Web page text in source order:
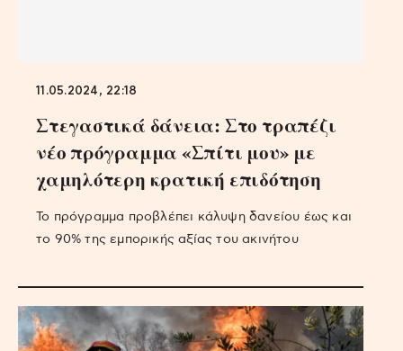
11.05.2024, 22:18
Στεγαστικά δάνεια: Στο τραπέζι
νέο πρόγραμμα «Σπίτι μου» με
χαμηλότερη κρατική επιδότηση
Το πρόγραμμα προβλέπει κάλυψη δανείου έως και
το 90% της εμπορικής αξίας του ακινήτου